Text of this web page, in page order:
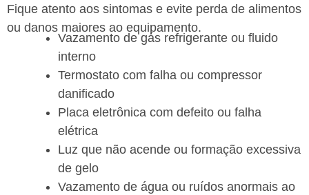
Fique atento aos sintomas e evite perda de alimentos
ou danos maiores ao equipamento.
Vazamento de gás refrigerante ou fluido
interno
Termostato com falha ou compressor
danificado
Placa eletrônica com defeito ou falha
elétrica
Luz que não acende ou formação excessiva
de gelo
Vazamento de água ou ruídos anormais ao